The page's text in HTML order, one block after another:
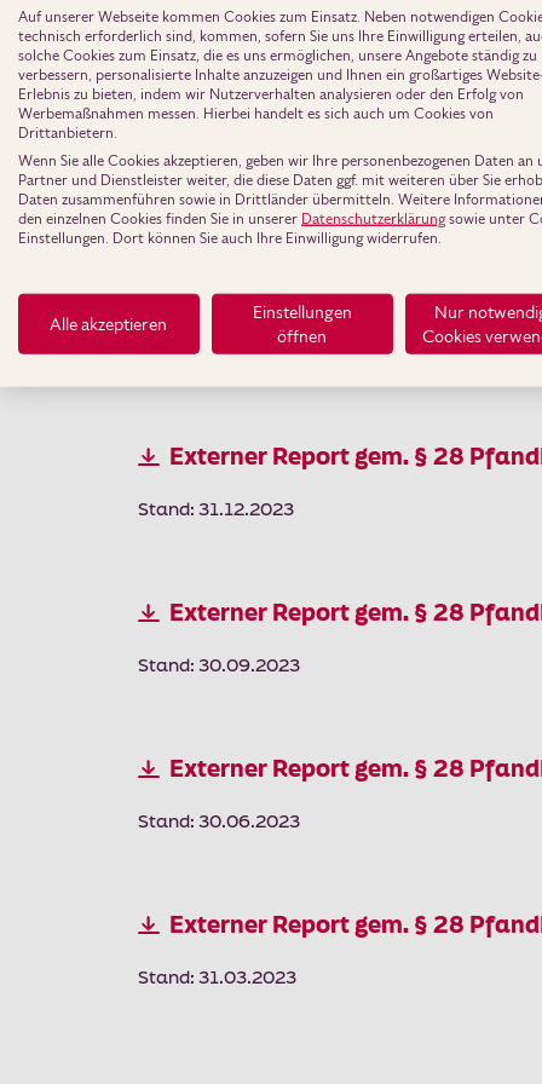
Auf unserer Webseite kommen Cookies zum Einsatz. Neben notwendigen
technisch erforderlich sind, kommen, sofern Sie uns Ihre Einwilligung erteilen,
solche Cookies zum Einsatz, die es uns ermöglichen, unsere Angebote ständig zu
verbessern, personalisierte Inhalte anzuzeigen und Ihnen ein großartiges
Erlebnis zu bieten, indem wir Nutzerverhalten analysieren oder den Erfolg von
Werbemaßnahmen messen. Hierbei handelt es sich auch um Cookies von
Drittanbietern.
Wenn Sie alle Cookies akzeptieren, geben wir Ihre personenbezogenen Daten an
Partner und Dienstleister weiter, die diese Daten ggf. mit weiteren über Sie
Daten zusammenführen sowie in Drittländer übermitteln. Weitere
den einzelnen Cookies finden Sie in unserer Datenschutzerklärungsowie unter
Einstellungen. Dort können Sie auch Ihre Einwilligung widerrufen.
Alle akzeptieren
Einstellungen
öffnen
Nur
Cookies
Stand: 30.09.2024
Externer Report gem. § 28
Stand: 30.06.2024
Externer Report gem. § 28
Stand: 31.03.2024
Externer Report gem. § 28
Stand: 31.12.2023
Externer Report gem. § 28
Stand: 30.09.2023
Externer Report gem. § 28
Stand: 30.06.2023
Externer Report gem. § 28
Stand: 31.03.2023